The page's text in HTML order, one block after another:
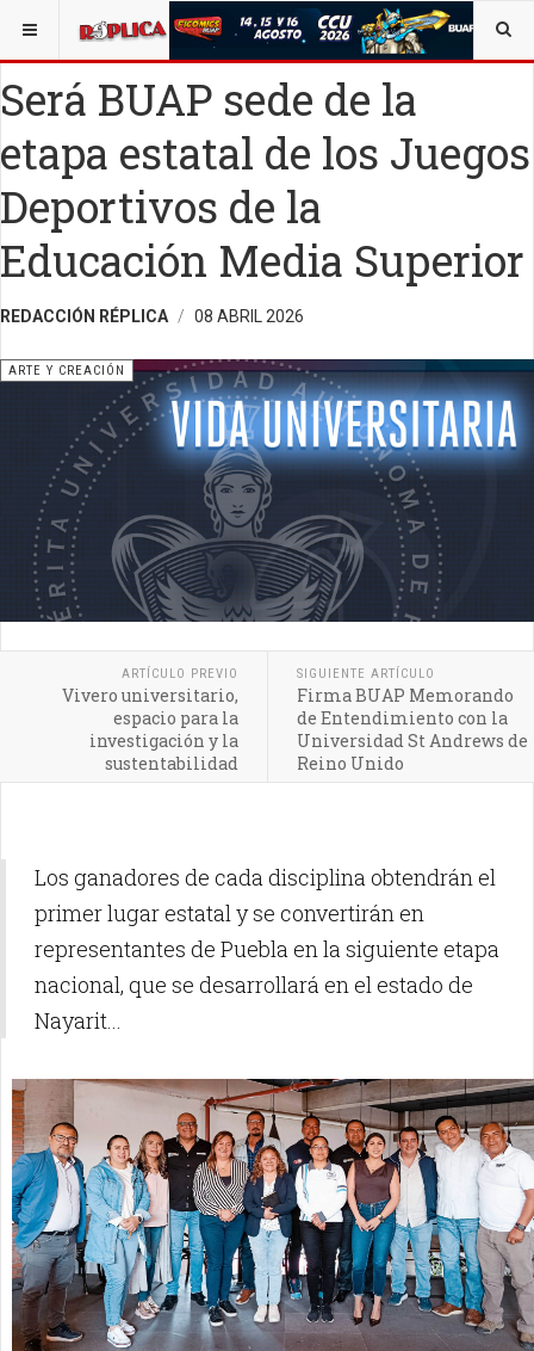
ESTÁ AQUÍ: ARTE
Será BUAP sede de la
etapa estatal de los Juegos
Deportivos de la
Educación Media Superior
REDACCIÓN RÉPLICA 08 ABRIL 2026
ARTE Y CREACIÓN
ARTÍCULO PREVIO
Vivero universitario,
espacio para la
investigación y la
sustentabilidad
SIGUIENTE ARTÍCULO
Firma BUAP Memorando
de Entendimiento con la
Universidad St Andrews de
Reino Unido
Los ganadores de cada disciplina obtendrán el
primer lugar estatal y se convertirán en
representantes de Puebla en la siguiente etapa
nacional, que se desarrollará en el estado de
Nayarit...